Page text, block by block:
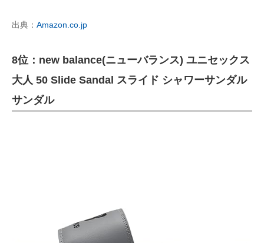
出典： Amazon.co.jp
8位：new balance(ニューバランス) ユニセックス
大人 50 Slide Sandal スライド シャワーサンダル
サンダル